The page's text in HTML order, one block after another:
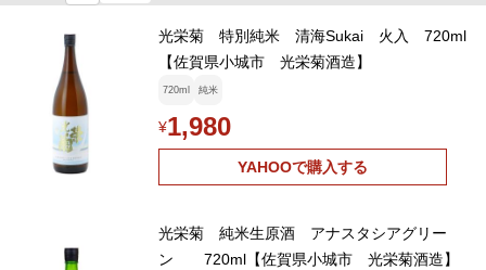
光栄菊 特別純米 清海Sukai 火入 720ml
【佐賀県小城市 光栄菊酒造】
720ml 純米
¥1,980
YAHOOで購入する
光栄菊 純米生原酒 アナスタシアグリー
ン 720ml【佐賀県小城市 光栄菊酒造】